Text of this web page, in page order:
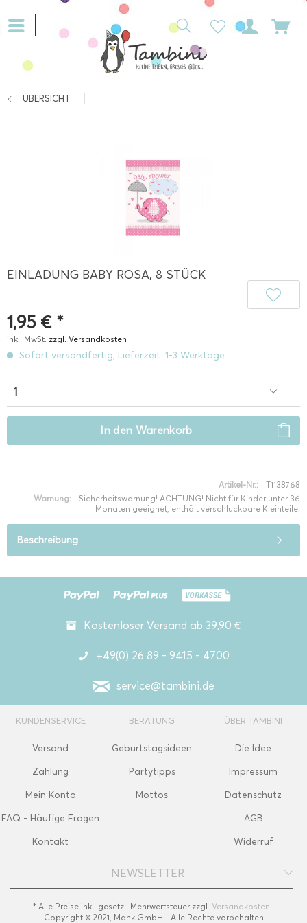
ÜBERSICHT
EINLADUNG BABY ROSA, 8 STÜCK
1,95 € *
inkl. MwSt. zzgl. Versandkosten
Sofort versandfertig, Lieferzeit: 1-3 Werktage
In den Warenkorb
Artikel-Nr.:
T1138768
Warnung:
Sicherheitswarnung! ACHTUNG! Nicht für Kinder unter 36
Monaten geeignet, enthält verschluckbare Kleinteile.
Beschreibung
Kostenloser Versand ab 39,90 €
+49(0) 26 89 - 9415 - 4700
service@tambini.de
KUNDENSERVICE
Versand
Zahlung
Mein Konto
FAQ - Häufige Fragen
Kontakt
BERATUNG
Geburtstagsideen
Partytipps
Mottos
ÜBER TAMBINI
Die Idee
Impressum
Datenschutz
AGB
Widerruf
NEWSLETTER
* Alle Preise inkl. gesetzl. Mehrwertsteuer zzgl. Versandkosten |
Copyright © 2021, Mank GmbH - Alle Rechte vorbehalten